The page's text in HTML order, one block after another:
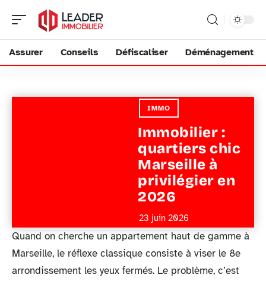
Assurer Conseils Défiscaliser Déménagement
IMMO
Immobilier :
quartiers chic
Marseille à
privilégier en
2026
23 juin 2026
Quand on cherche un appartement haut de gamme à
Marseille, le réflexe classique consiste à viser le 8e
arrondissement les yeux fermés. Le problème, c’est